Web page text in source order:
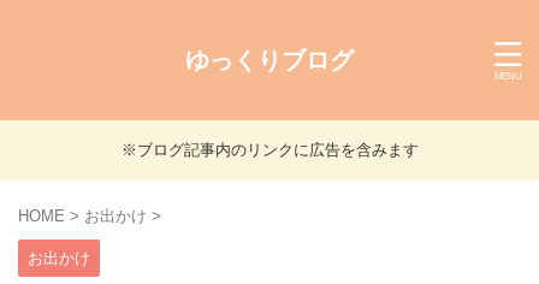
ゆっくりブログ
※ブログ記事内のリンクに広告を含みます
HOME > お出かけ >
お出かけ